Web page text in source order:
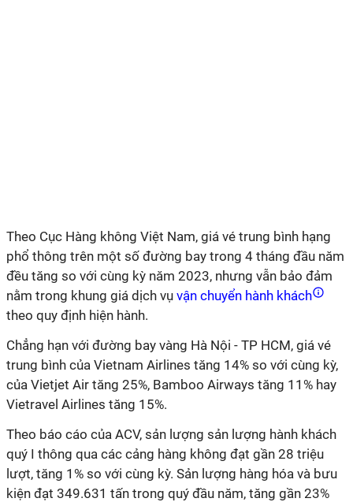
Theo Cục Hàng không Việt Nam, giá vé trung bình hạng
phổ thông trên một số đường bay trong 4 tháng đầu năm
đều tăng so với cùng kỳ năm 2023, nhưng vẫn bảo đảm
nằm trong khung giá dịch vụ vận chuyển hành khách
theo quy định hiện hành.
Chẳng hạn với đường bay vàng Hà Nội - TP HCM, giá vé
trung bình của Vietnam Airlines tăng 14% so với cùng kỳ,
của Vietjet Air tăng 25%, Bamboo Airways tăng 11% hay
Vietravel Airlines tăng 15%.
Theo báo cáo của ACV, sản lượng sản lượng hành khách
quý I thông qua các cảng hàng không đạt gần 28 triệu
lượt, tăng 1% so với cùng kỳ. Sản lượng hàng hóa và bưu
kiện đạt 349.631 tấn trong quý đầu năm, tăng gần 23%